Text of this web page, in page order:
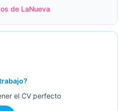
de LaNueva
el CV perfecto